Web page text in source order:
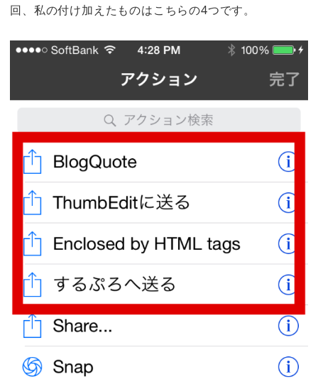
回、私の付け加えたものはこちらの4つです。